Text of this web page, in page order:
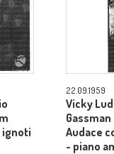
ignoti
22.09.1959
Vicky
Audace
- piano